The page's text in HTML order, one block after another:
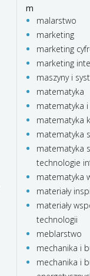
m
malarstwo
marketing
marketing
marketing
maszyny i
matematyka
matematyka
matematyka
matematyka
matematyka
technologie
matematyka
materiały
materiały
technologii
meblarstwo
mechanika i
mechanika i